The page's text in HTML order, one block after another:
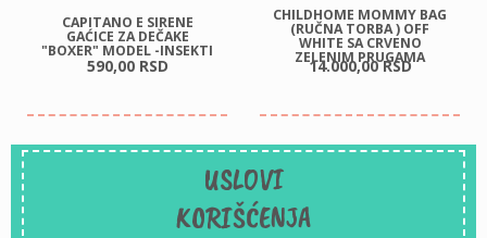
CAPITANO E SIRENE
GAĆICE ZA DEČAKE
"BOXER" MODEL -INSEKTI
590,00 RSD
CHILDHOME MOMMY BAG
(RUČNA TORBA ) OFF
WHITE SA CRVENO
ZELENIM PRUGAMA
14.000,00 RSD
USLOVI
KORIŠĆENJA